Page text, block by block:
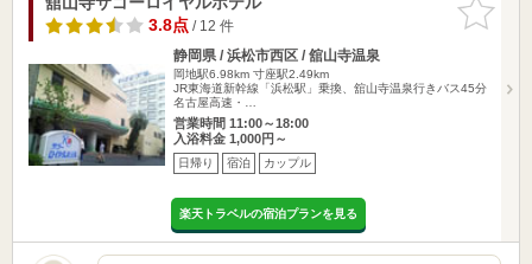
りに追加
3.8点/ 12 件
静岡県 / 浜松市西区 / 舘山寺温泉
岡地駅6.98km 寸座駅2.49km
JR東海道新幹線「浜松駅」乗換、舘山寺温泉行きバス45分
名古屋高速・…
営業時間 11:00～18:00
入浴料金 1,000円～
日帰り 宿泊 カップル
楽天トラベルの宿泊プランを見る